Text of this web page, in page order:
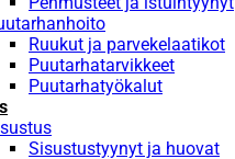
Ruukut ja parvekelaatikot
Puutarhatarvikkeet
Puutarhatyökalut
Sisustustyynyt ja huovat